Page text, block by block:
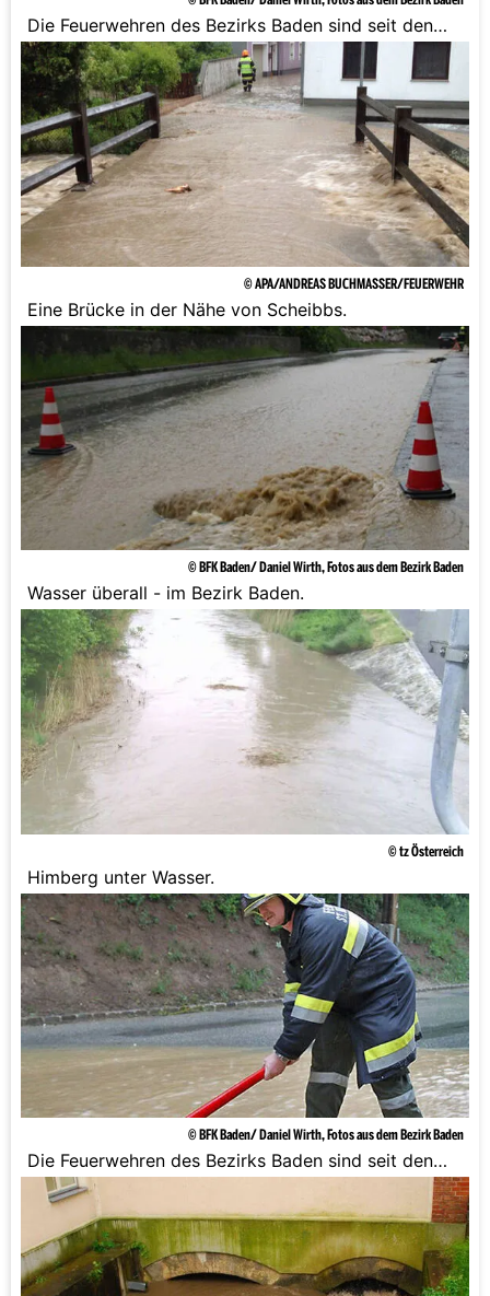
Die Feuerwehren des Bezirks Baden sind seit den
frühen Morgenstunden des 16. Mai 2014 im Einsatz.
© APA/ANDREAS BUCHMASSER/FEUERWEHR
Eine Brücke in der Nähe von Scheibbs.
© BFK Baden/ Daniel Wirth, Fotos aus dem Bezirk Baden
Wasser überall - im Bezirk Baden.
© tz Österreich
Himberg unter Wasser.
© BFK Baden/ Daniel Wirth, Fotos aus dem Bezirk Baden
Die Feuerwehren des Bezirks Baden sind seit den
frühen Morgenstunden des 16. Mai 2014 im Einsatz.